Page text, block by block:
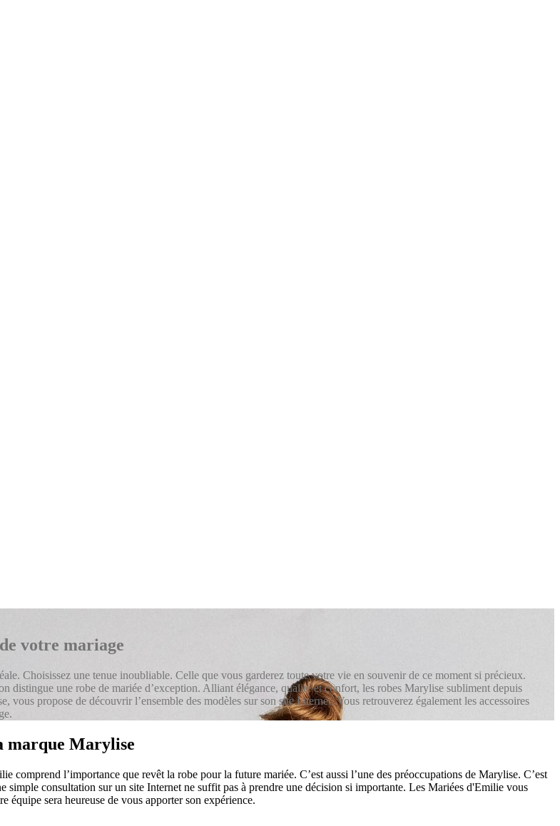
votre mariage
Choisissez une tenue inoubliable. Celle que vous garderez toute votre vie en souvenir de ce moment si précieux.
distingue une robe de mariée d’exception. Alliant élégance, qualité et confort, les robes Marylise subliment depuis
propose de découvrir l’ensemble des modèles sur son site Internet. Vous retrouverez également les accessoires
marque Marylise
comprend l’importance que revêt la robe pour la future mariée. C’est aussi l’une des préoccupations de Marylise. C’est
consultation sur un site Internet ne suffit pas à prendre une décision si importante. Les Mariées d'Emilie vous
sera heureuse de vous apporter son expérience.